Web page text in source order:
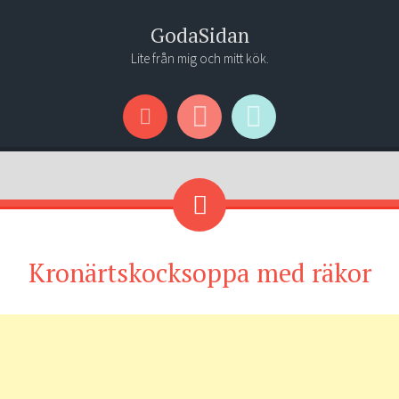
GodaSidan
Lite från mig och mitt kök.
Menu
Widgets
Search
Kronärtskocksoppa med räkor